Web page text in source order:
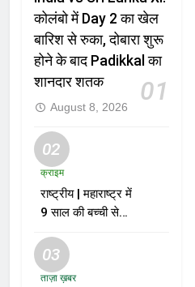
कोलंबो में Day 2 का खेल
बारिश से रुका, दोबारा शुरू
होने के बाद Padikkal का
शानदार शतक
01
August 8, 2026
02
क्राइम
राष्ट्रीय | महाराष्ट्र में
9 साल की बच्ची से
मामले में आरोपी को मौत
की सजा
03
ताज़ा ख़बर